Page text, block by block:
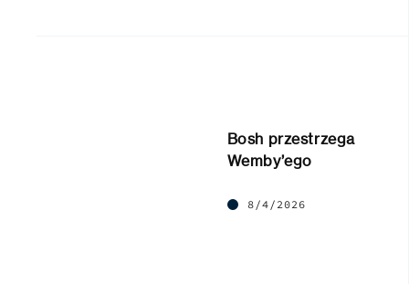
Bosh przestrzega
Wemby’ego
8/4/2026